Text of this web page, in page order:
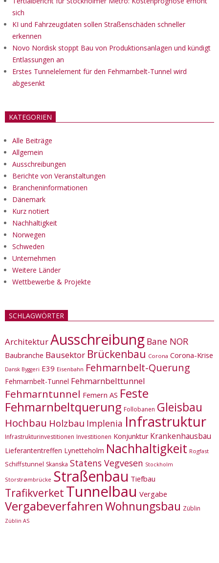
sich
KI und Fahrzeugdaten sollen Straßenschäden schneller
erkennen
Novo Nordisk stoppt Bau von Produktionsanlagen und kündigt
Entlassungen an
Erstes Tunnelelement für den Fehmarnbelt-Tunnel wird
abgesenkt
KATEGORIEN
Alle Beiträge
Allgemein
Ausschreibungen
Berichte von Veranstaltungen
Brancheninformationen
Dänemark
Kurz notiert
Nachhaltigkeit
Norwegen
Schweden
Unternehmen
Weitere Länder
Wettbewerbe & Projekte
SCHLAGWÖRTER
ArchitekturAusschreibung Bane NOR
Baubranche Bausektor Brückenbau Corona Corona-Krise
Dansk Byggeri E39 Eisenbahn Fehmarnbelt-Querung
Fehmarnbelt-Tunnel Fehmarnbelttunnel
Fehmarntunnel Femern AS Feste
Fehmarnbeltquerung Follobanen Gleisbau
Hochbau Holzbau Implenia Infrastruktur
Infrastrukturinvestitionen Investitionen Konjunktur Krankenhausbau
Lieferantentreffen Lynetteholm Nachhaltigkeit Rogfast
Schiffstunnel Skanska Statens Vegvesen Stockholm
Storstrømbrücke Straßenbau Tiefbau
Trafikverket Tunnelbau Vergabe
VergabeverfahrenWohnungsbau Züblin
Züblin AS